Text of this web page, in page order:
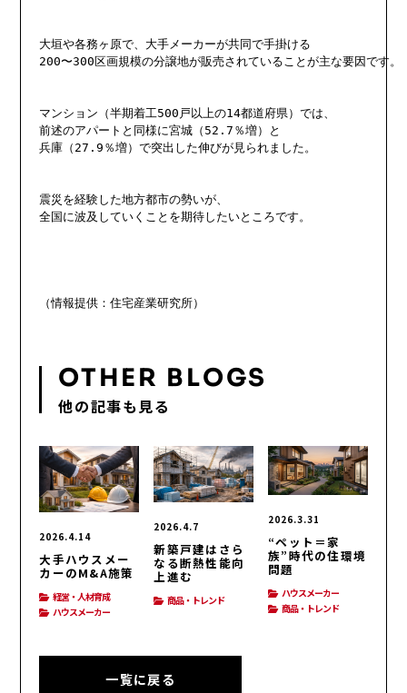
大垣や各務ヶ原で、大手メーカーが共同で手掛ける
200〜300区画規模の分譲地が販売されていることが主な要因です。
マンション（半期着工500戸以上の14都道府県）では、
前述のアパートと同様に宮城（52.7％増）と
兵庫（27.9％増）で突出した伸びが見られました。
震災を経験した地方都市の勢いが、
全国に波及していくことを期待したいところです。
OTHER BLOGS
他の記事も見る
2026.4.14
大手ハウスメー
カーのM&A施策
経営・人材育成
ハウスメーカー
2026.4.7
新築戸建はさら
なる断熱性能向
上進む
商品・トレンド
2026.3.31
“ペット＝家
族”時代の住環境
問題
ハウスメーカー
商品・トレンド
一覧に戻る